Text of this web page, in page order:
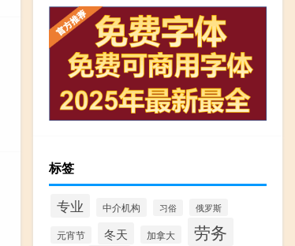
标签
专业 中介机构 习俗 俄罗斯
元宵节 冬天 加拿大 劳务